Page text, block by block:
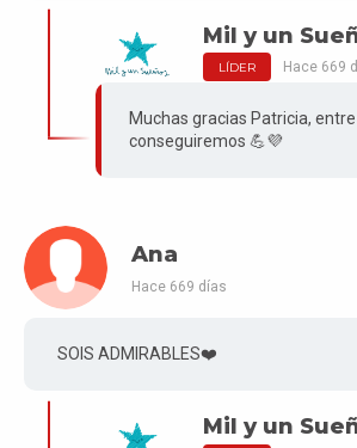
Mil y un
LÍDER Hace 669
Muchas gracias Patricia,
conseguiremos 💪💜
Ana
Hace 669 días
SOIS ADMIRABLES❤️
Mil y un